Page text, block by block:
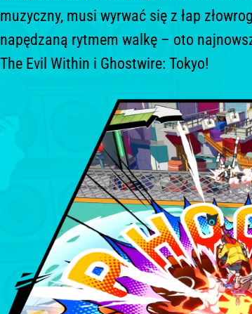
CAŁKIEM NOWA
TANGO GAMEWORKS
Chai, marzący o rockowej karierze
tym, jak wskutek eksperymentu
muzyczny, musi wyrwać się z łap
napędzaną rytmem walkę – oto
The Evil Within i Ghostwire: Tokyo!